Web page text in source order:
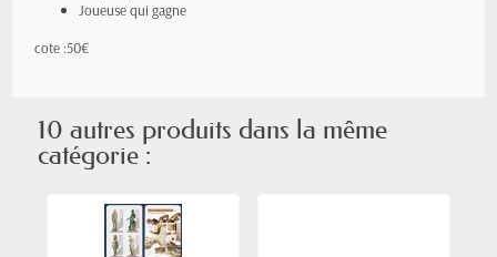
Joueuse qui gagne
cote :50€
10 autres produits dans la même
catégorie :